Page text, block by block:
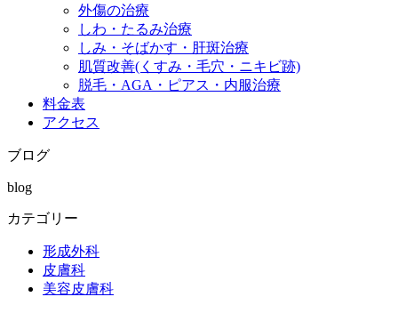
外傷の治療
しわ・たるみ治療
しみ・そばかす・肝斑治療
肌質改善(くすみ・毛穴・ニキビ跡)
脱毛・AGA・ピアス・内服治療
料金表
アクセス
ブログ
blog
カテゴリー
形成外科
皮膚科
美容皮膚科